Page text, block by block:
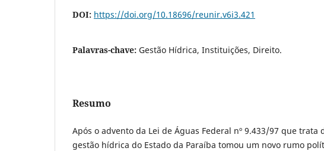
DOI: https://doi.org/10.18696/reunir.v6i3.421
Palavras-chave: Gestão Hídrica, Instituições, Direito.
Resumo
Após o advento da Lei de Águas Federal nº 9.433/97 que trata
gestão hídrica do Estado da Paraíba tomou um novo rumo